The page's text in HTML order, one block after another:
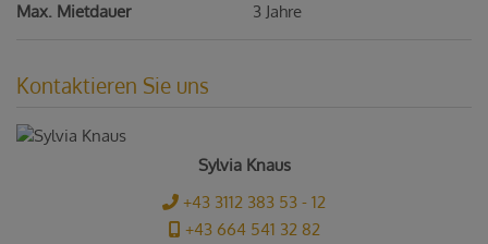
Max. Mietdauer
3 Jahre
Kontaktieren Sie uns
Sylvia Knaus
+43 3112 383 53 - 12
+43 664 541 32 82